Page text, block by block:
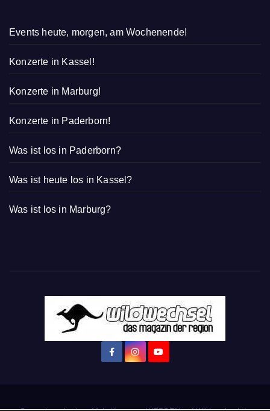
Events heute, morgen, am Wochenende!
Konzerte in Kassel!
Konzerte in Marburg!
Konzerte in Paderborn!
Was ist los in Paderborn?
Was ist heute los in Kassel?
Was ist los in Marburg?